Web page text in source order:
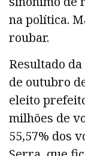
na política.
roubar.
Resultado
de outubro
eleito
milhões de
55,57% dos